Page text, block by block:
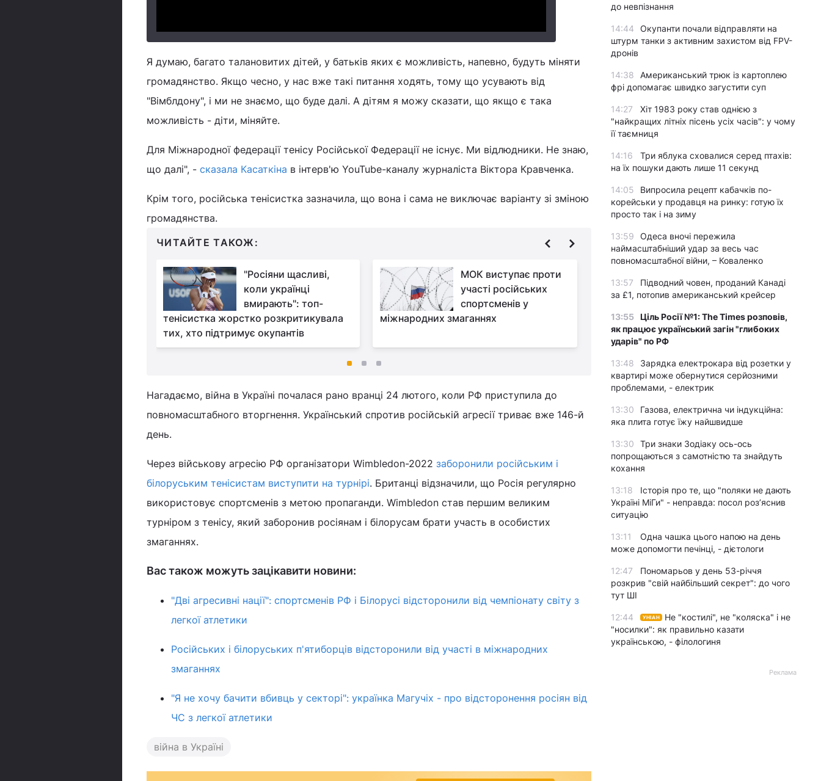
Я думаю, багато талановитих дітей, у батьків яких є можливість, напевно, будуть міняти
громадянство. Якщо чесно, у нас вже такі питання ходять, тому що усувають від
"Вімблдону", і ми не знаємо, що буде далі. А дітям я можу сказати, що якщо є така
можливість - діти, міняйте.
Для Міжнародної федерації тенісу Російської Федерації не існує. Ми відлюдники. Не знаю,
що далі", - сказала Касаткіна в інтерв'ю YouTube-каналу журналіста Віктора Кравченка.
Крім того, російська тенісистка зазначила, що вона і сама не виключає варіанту зі зміною
громадянства.
ЧИТАЙТЕ ТАКОЖ:
"Росіяни щасливі,
коли українці
вмирають": топ-
тенісистка жорстко розкритикувала
тих, хто підтримує окупантів
МОК виступає проти
участі російських
спортсменів у
міжнародних змаганнях
знущання":
Стаховський
виступив з жорсткою критикою на
адресу Усика
Нагадаємо, війна в Україні почалася рано вранці 24 лютого, коли РФ приступила до
повномасштабного вторгнення. Український спротив російській агресії триває вже 146-й
день.
Через військову агресію РФ організатори Wimbledon-2022 заборонили російським і
білоруським тенісистам виступити на турнірі. Британці відзначили, що Росія регулярно
використовує спортсменів з метою пропаганди. Wimbledon став першим великим
турніром з тенісу, який заборонив росіянам і білорусам брати участь в особистих
змаганнях.
Вас також можуть зацікавити новини:
"Дві агресивні нації": спортсменів РФ і Білорусі відсторонили від чемпіонату світу з
легкої атлетики
Російських і білоруських п'ятиборців відсторонили від участі в міжнародних
змаганнях
"Я не хочу бачити вбивць у секторі": українка Магучіх - про відсторонення росіян від
ЧС з легкої атлетики
війна в Україні
до невпізнання
14:44
Окупанти почали відправляти на
штурм танки з активним захистом від FPV-
дронів
14:38
Американський трюк із картоплею
фрі допомагає швидко загустити суп
14:27
Хіт 1983 року став однією з
"найкращих літніх пісень усіх часів": у чому
її таємниця
14:16
Три яблука сховалися серед птахів:
на їх пошуки дають лише 11 секунд
14:05
Випросила рецепт кабачків по-
корейськи у продавця на ринку: готую їх
просто так і на зиму
13:59
Одеса вночі пережила
наймасштабніший удар за весь час
повномасштабної війни, – Коваленко
13:57
Підводний човен, проданий Канаді
за £1, потопив американський крейсер
13:55 Ціль Росії №1: The Times розповів,
як працює український загін "глибоких
ударів" по РФ
13:48
Зарядка електрокара від розетки у
квартирі може обернутися серйозними
проблемами, - електрик
13:30
Газова, електрична чи індукційна:
яка плита готує їжу найшвидше
13:30
Три знаки Зодіаку ось-ось
попрощаються з самотністю та знайдуть
кохання
13:18
Історія про те, що "поляки не дають
Україні МіГи" - неправда: посол роз’яснив
ситуацію
13:11
Одна чашка цього напою на день
може допомогти печінці, - дієтологи
12:47
Пономарьов у день 53-річчя
розкрив "свій найбільший секрет": до чого
тут ШІ
12:44 УНІАН
Не "костилі", не "коляска" і не
"носилки": як правильно казати
українською, - філологиня
Реклама